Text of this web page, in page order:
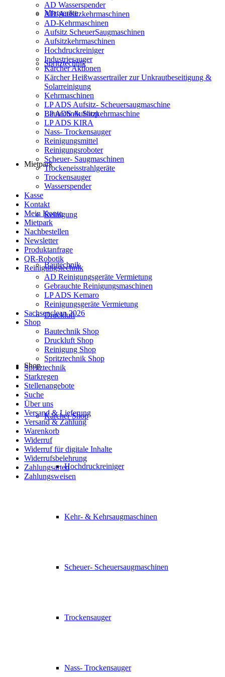
Mietgeräte
Spritztechnik
Bautechnik Shop
Mietpark
Reinigung
Bautechnik
Druckluft
Shop
Kärcher Shop
Hochdruckreiniger
Kehr- & Kehrsaugmaschinen
Scheuer- Scheuersaugmaschinen
Trockensauger
Nass- Trockensauger
AD Wasserspender
AD-Aufsitzkehrmaschinen
AD-Kehrmaschinen
Aufsitz ScheuerSaugmaschinen
Aufsitzkehrmaschinen
Hochdruckreiniger
Industriesauger
Kärcher Aktionen
Kärcher Heißwassertrailer zur Unkrautbeseitigung &
Solarreinigung
Kehrmaschinen
LP ADS Aufsitz- Scheuersaugmaschine
LP ADS Aufsitzkehrmaschine
LP ADS KIRA
Nass- Trockensauger
Reinigungsmittel
Reinigungsroboter
Scheuer- Saugmaschinen
Trockeneisstrahlgeräte
Trockensauger
Wasserspender
Kasse
Kontakt
Mein Konto
Mietpark
Nachbestellen
Newsletter
Produktanfrage
QR-Robotik
Reinigungstechnik
AD Reinigungsgeräte Vermietung
Gebrauchte Reinigungsmaschinen
LP ADS Kemaro
Reinigungsgeräte Vermietung
Sachsenclean 2026
Shop
Bautechnik Shop
Druckluft Shop
Reinigung Shop
Spritztechnik Shop
Spritztechnik
Starkregen
Stellenangebote
Suche
Über uns
Versand & Lieferung
Versand & Zahlung
Warenkorb
Widerruf
Widerruf für digitale Inhalte
Widerrufsbelehrung
Zahlungsarten
Zahlungsweisen